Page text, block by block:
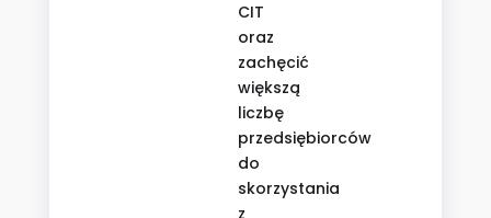
CIT
oraz
zachęcić
większą
liczbę
przedsiębiorców
do
skorzystania